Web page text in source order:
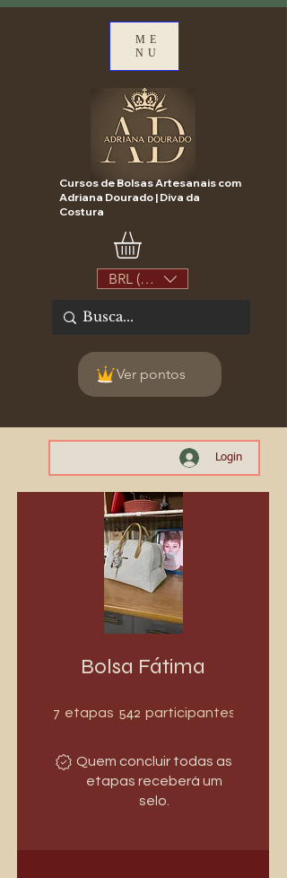
ME
NU
Cursos de Bolsas Artesanais com
Adriana Dourado | Diva da
Costura
BRL (R$)
Ver pontos
Login
Bolsa Fátima
7 etapas 7 etapas
542 participantes
Quem concluir todas as
etapas receberá um
selo.